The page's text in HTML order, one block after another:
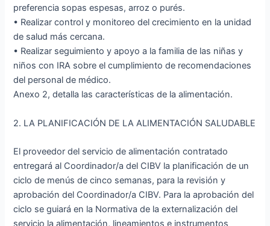
preferencia sopas espesas, arroz o purés.
• Realizar control y monitoreo del crecimiento en la unidad
de salud más cercana.
• Realizar seguimiento y apoyo a la familia de las niñas y
niños con IRA sobre el cumplimiento de recomendaciones
del personal de médico.
Anexo 2, detalla las características de la alimentación.
2. LA PLANIFICACIÓN DE LA ALIMENTACIÓN SALUDABLE
El proveedor del servicio de alimentación contratado
entregará al Coordinador/a del CIBV la planificación de un
ciclo de menús de cinco semanas, para la revisión y
aprobación del Coordinador/a CIBV. Para la aprobación del
ciclo se guiará en la Normativa de la externalización del
servicio la alimentación, lineamientos e instrumentos